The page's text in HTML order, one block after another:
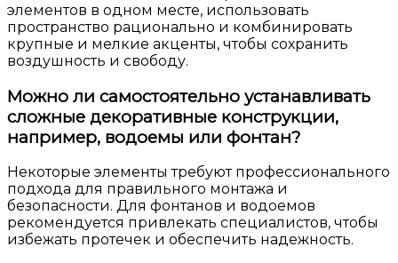
элементов в одном месте, использовать
пространство рационально и комбинировать
крупные и мелкие акценты, чтобы сохранить
воздушность и свободу.
Можно ли самостоятельно устанавливать
сложные декоративные конструкции,
например, водоемы или фонтан?
Некоторые элементы требуют профессионального
подхода для правильного монтажа и
безопасности. Для фонтанов и водоемов
рекомендуется привлекать специалистов, чтобы
избежать протечек и обеспечить надежность.